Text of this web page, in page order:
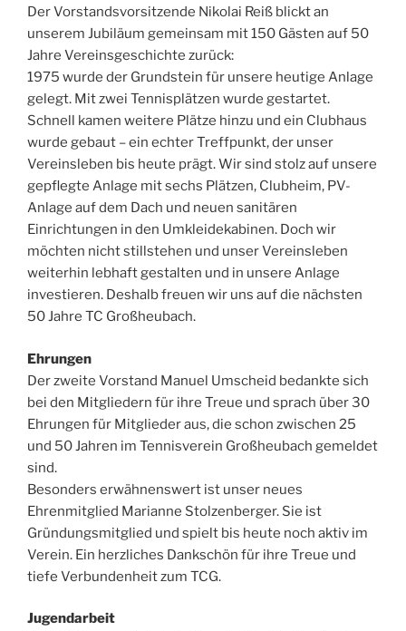
Der Vorstandsvorsitzende Nikolai Reiß blickt an
unserem Jubiläum gemeinsam mit 150 Gästen auf 50
Jahre Vereinsgeschichte zurück:
1975 wurde der Grundstein für unsere heutige Anlage
gelegt. Mit zwei Tennisplätzen wurde gestartet.
Schnell kamen weitere Plätze hinzu und ein Clubhaus
wurde gebaut – ein echter Treffpunkt, der unser
Vereinsleben bis heute prägt. Wir sind stolz auf unsere
gepflegte Anlage mit sechs Plätzen, Clubheim, PV-
Anlage auf dem Dach und neuen sanitären
Einrichtungen in den Umkleidekabinen. Doch wir
möchten nicht stillstehen und unser Vereinsleben
weiterhin lebhaft gestalten und in unsere Anlage
investieren. Deshalb freuen wir uns auf die nächsten
50 Jahre TC Großheubach.
Ehrungen
Der zweite Vorstand Manuel Umscheid bedankte sich
bei den Mitgliedern für ihre Treue und sprach über 30
Ehrungen für Mitglieder aus, die schon zwischen 25
und 50 Jahren im Tennisverein Großheubach gemeldet
sind.
Besonders erwähnenswert ist unser neues
Ehrenmitglied Marianne Stolzenberger. Sie ist
Gründungsmitglied und spielt bis heute noch aktiv im
Verein. Ein herzliches Dankschön für ihre Treue und
tiefe Verbundenheit zum TCG.
Jugendarbeit